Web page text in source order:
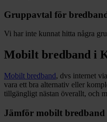
Gruppavtal för
Vi har inte kunnat hitta några
Mobilt bredband i
Mobilt bredband, dvs internet
vara ett bra alternativ eller
tillgängligt nästan överallt, och
Jämför mobilt bredband